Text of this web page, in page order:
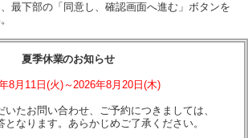
最下部の「同意し、確認画面へ進む」ボタンを
夏季休業のお知らせ
8月11日(火)～2026年8月20日(木)
いたお問い合わせ、ご予約につきましては、
となります。あらかじめご了承ください。